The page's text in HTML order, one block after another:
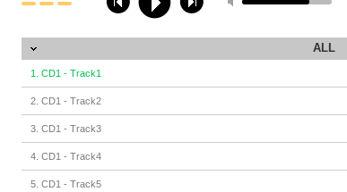
ALL
1. CD1 - Track1
2. CD1 - Track2
3. CD1 - Track3
4. CD1 - Track4
5. CD1 - Track5